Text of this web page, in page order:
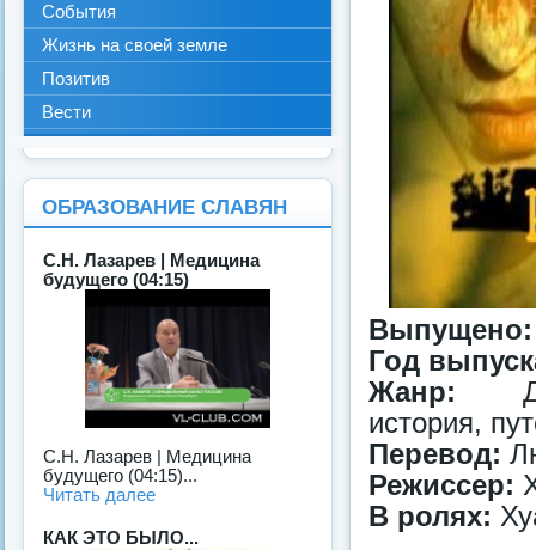
Выпущено:
Год
Жанр:
история,
Перевод:
Режиссер:
В ролях:
События
Жизнь на своей земле
Позитив
Вести
ОБРАЗОВАНИЕ СЛАВЯН
С.Н. Лазарев | Медицина
будущего (04:15)
С.Н. Лазарев | Медицина
будущего (04:15)...
Читать далее
КАК ЭТО БЫЛО...